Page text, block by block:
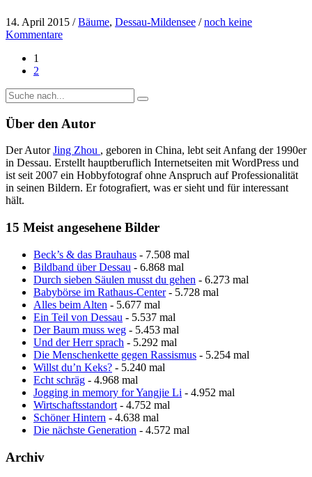
14. April 2015 /Bäume, Dessau-Mildensee /noch keine
Kommentare
1
2
Über den Autor
Der AutorJing Zhou , geboren in China, lebt seit Anfang der 1990er
in Dessau. Erstellt hauptberuflich Internetseiten mit WordPress und
ist seit 2007 ein Hobbyfotograf ohne Anspruch auf Professionalität
in seinen Bildern. Er fotografiert, was er sieht und für interessant
hält.
15 Meist angesehene Bilder
Beck’s & das Brauhaus - 7.508 mal
Bildband über Dessau - 6.868 mal
Durch sieben Säulen musst du gehen - 6.273 mal
Babybörse im Rathaus-Center- 5.728 mal
Alles beim Alten - 5.677 mal
Ein Teil von Dessau - 5.537 mal
Der Baum muss weg - 5.453 mal
Und der Herr sprach - 5.292 mal
Die Menschenkette gegen Rassismus - 5.254 mal
Willst du’n Keks? - 5.240 mal
Echt schräg - 4.968 mal
Jogging in memory for Yangjie Li - 4.952 mal
Wirtschaftsstandort - 4.752 mal
Schöner Hintern - 4.638 mal
Die nächste Generation - 4.572 mal
Archiv